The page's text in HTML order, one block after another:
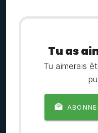
Tu as
Tu aimerais